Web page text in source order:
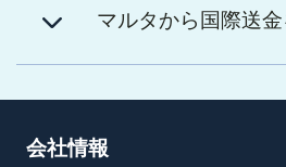
マルタから国際送
会社情報